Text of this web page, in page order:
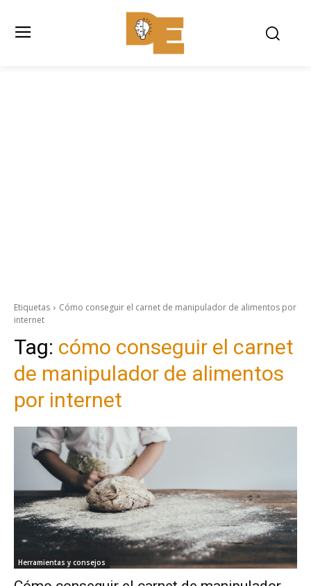
Etiquetas
Cómo conseguir el carnet de manipulador de alimentos por
internet
Tag: cómo conseguir el carnet
de manipulador de alimentos
por internet
Herramientas y consejos